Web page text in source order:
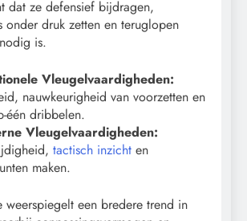
dat ze defensief bijdragen,
onder druk zetten en teruglopen
is.
Vleugelvaardigheden:
nauwkeurigheid van voorzetten en
één dribbelen.
Vleugelvaardigheden:
tactisch inzicht en
maken.
weerspiegelt een bredere trend in